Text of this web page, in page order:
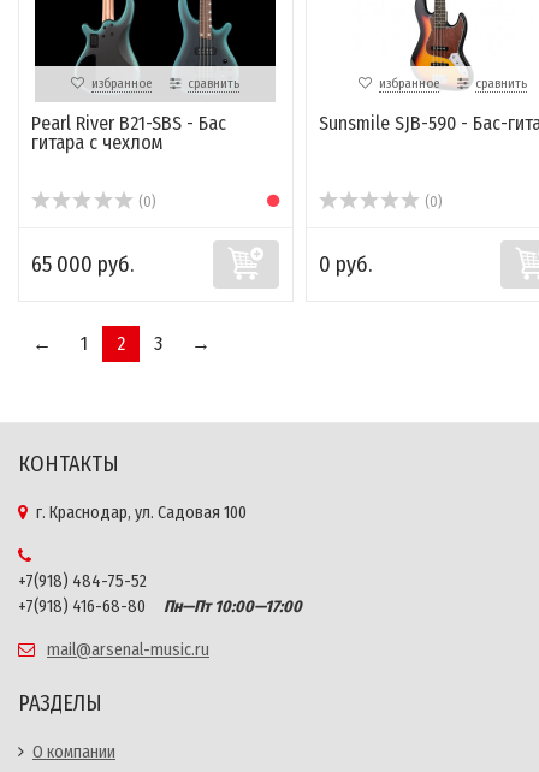
избранное сравнить
Pearl River B21-SBS - Бас
гитара с чехлом
(0)
65 000 руб.
избранное сравнить
Sunsmile SJB-590 - Бас-
(0)
0 руб.
← 1 2 3 →
КОНТАКТЫ
г. Краснодар, ул. Садовая 100
+7(918) 484-75-52
+7(918) 416-68-80
Пн—Пт 10:00—17:00
mail@arsenal-music.ru
РАЗДЕЛЫ
О компании